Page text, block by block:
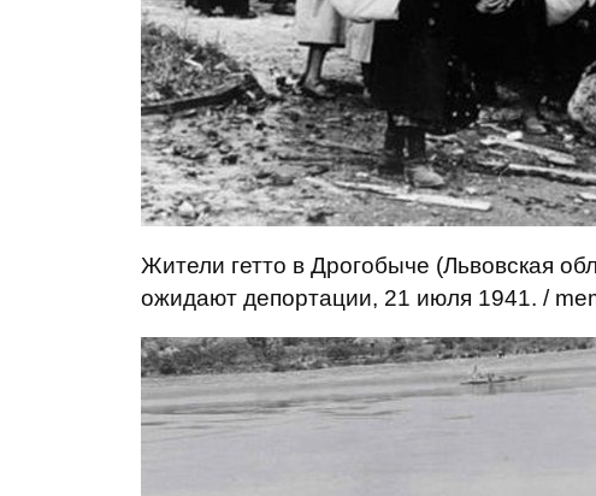
Жители гетто в Дрогобыче (Львовская
ожидают депортации, 21 июля 1941. /